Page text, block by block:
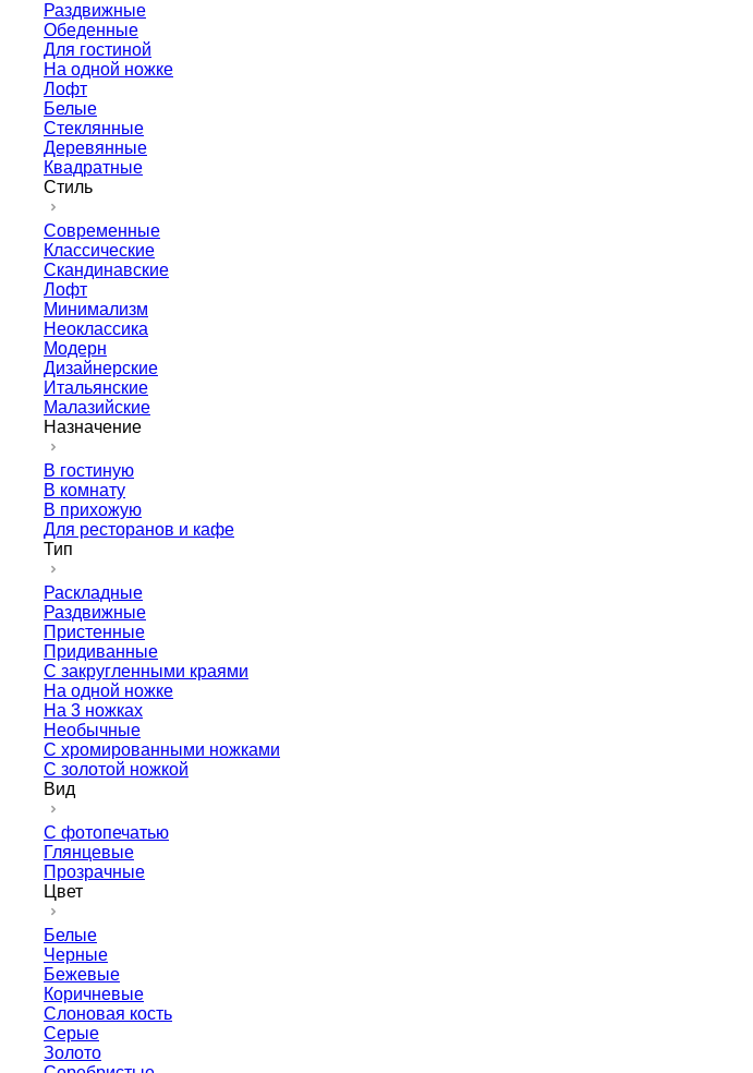
Раздвижные
Обеденные
Для гостиной
На одной ножке
Лофт
Белые
Стеклянные
Деревянные
Квадратные
Стиль
Современные
Классические
Скандинавские
Лофт
Минимализм
Неоклассика
Модерн
Дизайнерские
Итальянские
Малазийские
Назначение
В гостиную
В комнату
В прихожую
Для ресторанов и кафе
Тип
Раскладные
Раздвижные
Пристенные
Придиванные
С закругленными краями
На одной ножке
На 3 ножках
Необычные
С хромированными ножками
С золотой ножкой
Вид
С фотопечатью
Глянцевые
Прозрачные
Цвет
Белые
Черные
Бежевые
Коричневые
Слоновая кость
Серые
Золото